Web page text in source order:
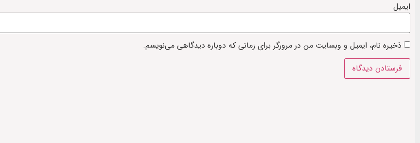
ایمیل
ذخیره نام، ایمیل و وبسایت من در مرورگر برای زمانی که دوباره دیدگاهی می‌نویسم.